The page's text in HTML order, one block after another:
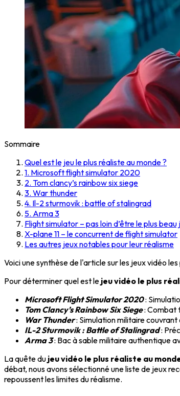
Sommaire
Quel est le jeu le plus réaliste au monde ?
1. Microsoft flight simulator 2020
2. Tom clancy’s rainbow six siege
3. War thunder
4. Il-2 sturmovik : battle of stalingrad
5. Arma 3
Flight simulator – pas loin d’être le plus
X-plane 11 – le concurrent de flight simulator
Les autres jeux notables pour leur réalisme
Voici une synthèse de l'article sur les jeux vidéo les
Pour déterminer quel est le jeu vidéo le plus
Microsoft Flight Simulator 2020:
Tom Clancy’s Rainbow Six Siege: Combat
War Thunder: Simulation militaire
IL-2 Sturmovik : Battle of Stalingrad:
Arma 3: Bac à sable militaire authentique
La quête du jeu vidéo le plus réaliste au
débat, nous avons sélectionné une liste de jeux
repoussent les limites du réalisme.